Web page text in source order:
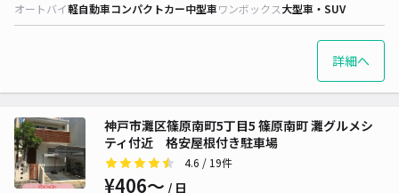
オートバイ軽自動車コンパクトカー中型車ワンボックス大型車・SUV
詳細へ
神戸市灘区篠原南町5丁目5 篠原南町 灘グルメシ
ティ付近 格安屋根付き駐車場
4.6 / 19件
¥406〜 / 日